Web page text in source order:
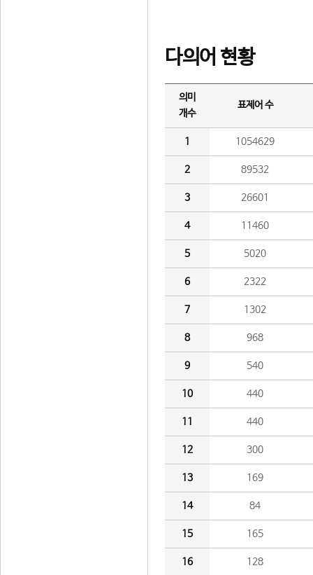
다의어 현황
의미
개수
표제어 수
1 1054629
2 89532
3 26601
4 11460
5 5020
6 2322
7 1302
8 968
9 540
10 440
11 440
12 300
13 169
14 84
15 165
16 128